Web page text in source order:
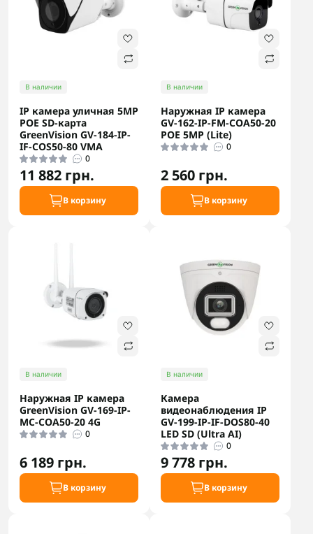
В наличии
IP камера уличная 5MP
POE SD-карта
GreenVision GV-184-IP-
IF-COS50-80 VMA
0
11 882 грн.
В корзину
В наличии
Наружная IP камера
GV-162-IP-FM-COA50-20
POE 5MP (Lite)
0
2 560 грн.
В корзину
В наличии
Наружная IP камера
GreenVision GV-169-IP-
MC-COA50-20 4G
0
6 189 грн.
В корзину
В наличии
Камера
видеонаблюдения IP
GV-199-IP-IF-DOS80-40
LED SD (Ultra AI)
0
9 778 грн.
В корзину